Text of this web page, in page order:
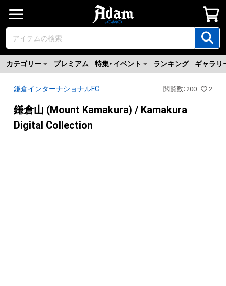
カテゴリー プレミアム 特集・イベント ランキング ギャラリ
鎌倉インターナショナルFC 閲覧数 ：200 2
鎌倉山 (Mount Kamakura) / Kamakura
Digital Collection